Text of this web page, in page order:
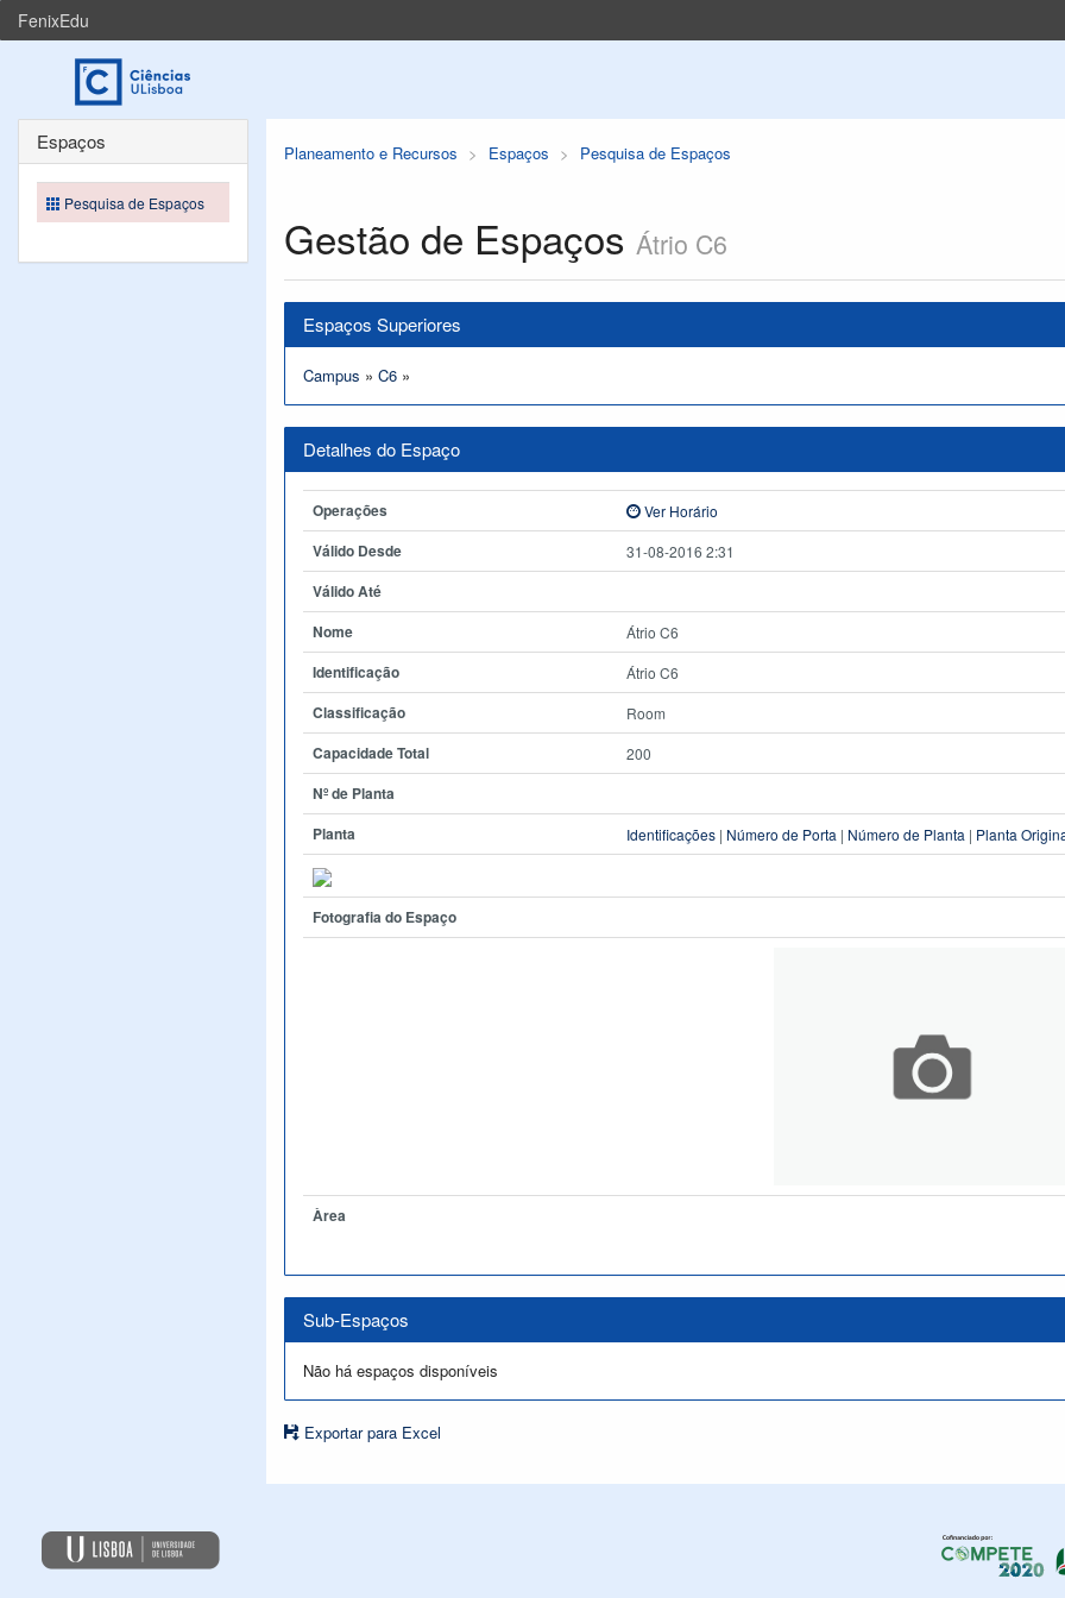
FenixEdu
Planeamento e Recursos Espaços Pesquisa de Espaços
Gestão de Espaços Átrio C6
Espaços Superiores
Campus » C6 »
Detalhes do Espaço
Operações Ver Horário
Válido Desde 31-08-2016 2:31
Válido Até
Nome
Átrio C6
Identificação Átrio C6
Classificação Room
Capacidade Total 200
Nº de Planta
Planta
Identificações | Número de Porta | Número de Planta | Planta
Fotografia do Espaço
Àrea
Sub-Espaços
Não há espaços disponíveis
Exportar para Excel
Espaços
Pesquisa de Espaços